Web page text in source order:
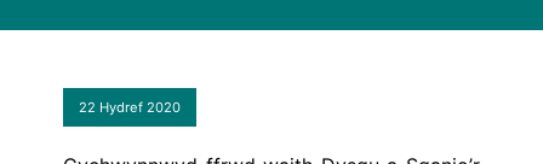
22 Hydref 2020